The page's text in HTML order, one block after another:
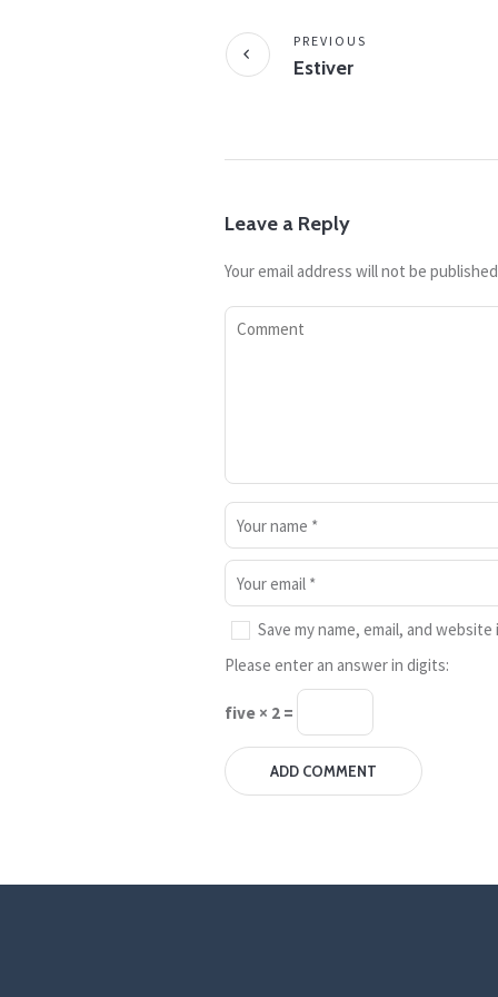
Estiver
PREVIOUS
Leave a Reply
Your email address will not be
Save my name, email, and
Please enter an answer in digits:
five × 2 =